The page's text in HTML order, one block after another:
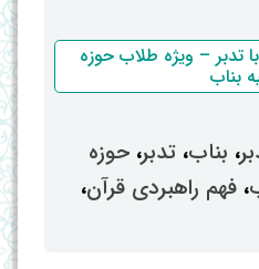
تدبر – ویژه طلاب حوزه
بناب
، ‌ بناب، ‌ تدبر، ‌ حوزه
، ‌ فهم راهبردی قرآن،